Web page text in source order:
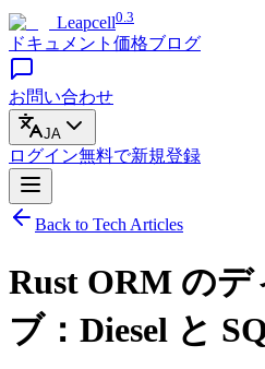
Leapcell0.3
ドキュメント 価格ブログ
お問い合わせ
JA
ログイン無料で新規登録
Back to Tech Articles
Rust ORM のデ
ブ：Diesel と